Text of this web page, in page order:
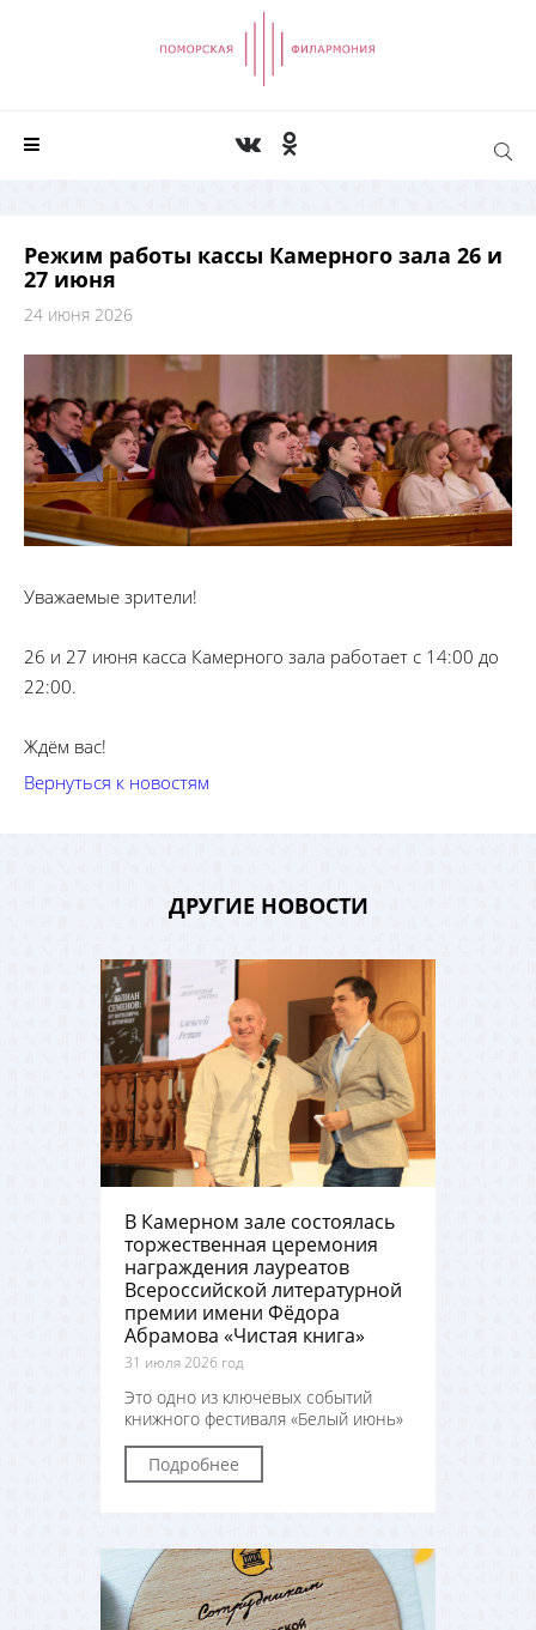
Режим работы кассы Камерного зала 26 и
27 июня
24 июня 2026
Уважаемые зрители!
26 и 27 июня касса Камерного зала работает с 14:00 до
22:00.
Ждём вас!
Вернуться к новостям
ДРУГИЕ НОВОСТИ
В Камерном зале состоялась
торжественная церемония
награждения лауреатов
Всероссийской литературной
премии имени Фёдора
Абрамова «Чистая книга»
31 июля 2026 год
Это одно из ключевых событий
книжного фестиваля «Белый июнь»
Подробнее